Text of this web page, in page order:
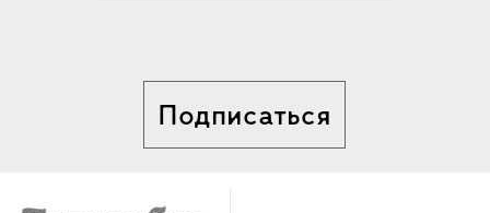
Подписаться